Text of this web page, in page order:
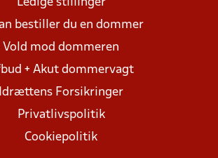
Ledige stillinger
bestiller du en dommer
Vold mod dommeren
+ Akut dommervagt
Idrættens Forsikringer
Privatlivspolitik
Cookiepolitik